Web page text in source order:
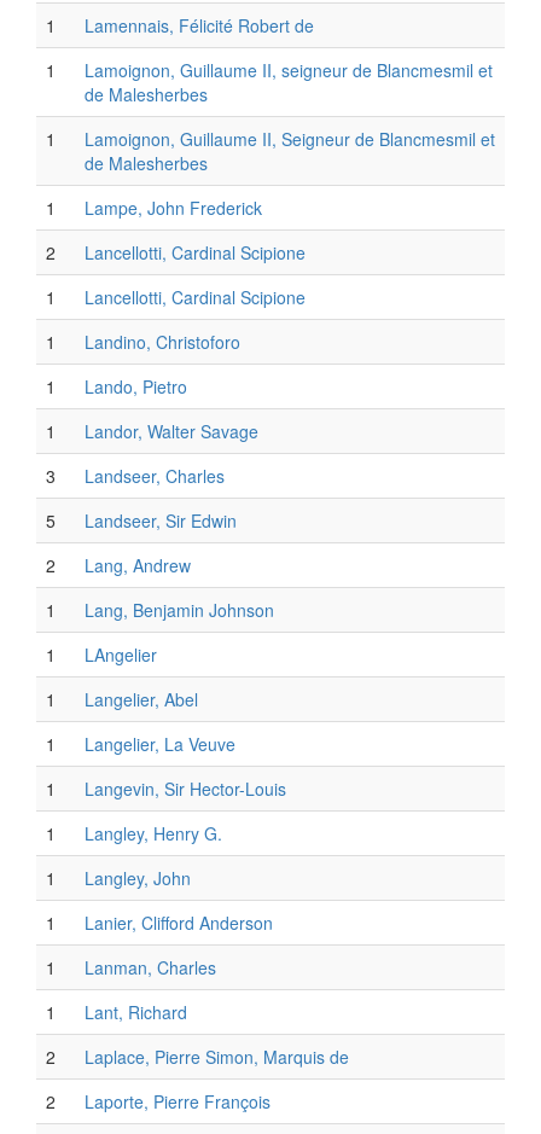
1
Lamennais, Félicité Robert de
1
Lamoignon, Guillaume II, seigneur de Blancmesmil et
de Malesherbes
1
Lamoignon, Guillaume II, Seigneur de Blancmesmil et
de Malesherbes
1
Lampe, John Frederick
2
Lancellotti, Cardinal Scipione
1
Lancellotti, Cardinal Scipione
1
Landino, Christoforo
1
Lando, Pietro
1
Landor, Walter Savage
3
Landseer, Charles
5
Landseer, Sir Edwin
2
Lang, Andrew
1
Lang, Benjamin Johnson
1
LAngelier
1
Langelier, Abel
1
Langelier, La Veuve
1
Langevin, Sir Hector-Louis
1
Langley, Henry G.
1
Langley, John
1
Lanier, Clifford Anderson
1
Lanman, Charles
1
Lant, Richard
2
Laplace, Pierre Simon, Marquis de
2
Laporte, Pierre François